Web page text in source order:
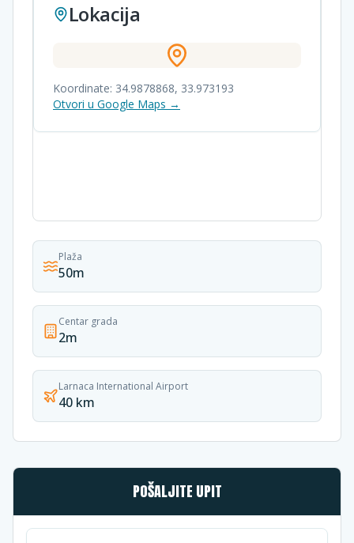
Lokacija
Koordinate: 34.9878868, 33.973193
Otvori u Google Maps →
Plaža
50m
Centar grada
2m
Larnaca International Airport
40 km
POŠALJITE UPIT